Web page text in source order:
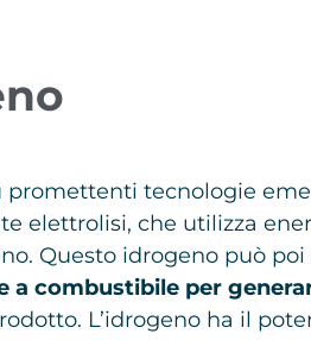
promettenti tecnologie
elettrolisi, che utilizza
Questo idrogeno può poi
a combustibile per
L’idrogeno ha il